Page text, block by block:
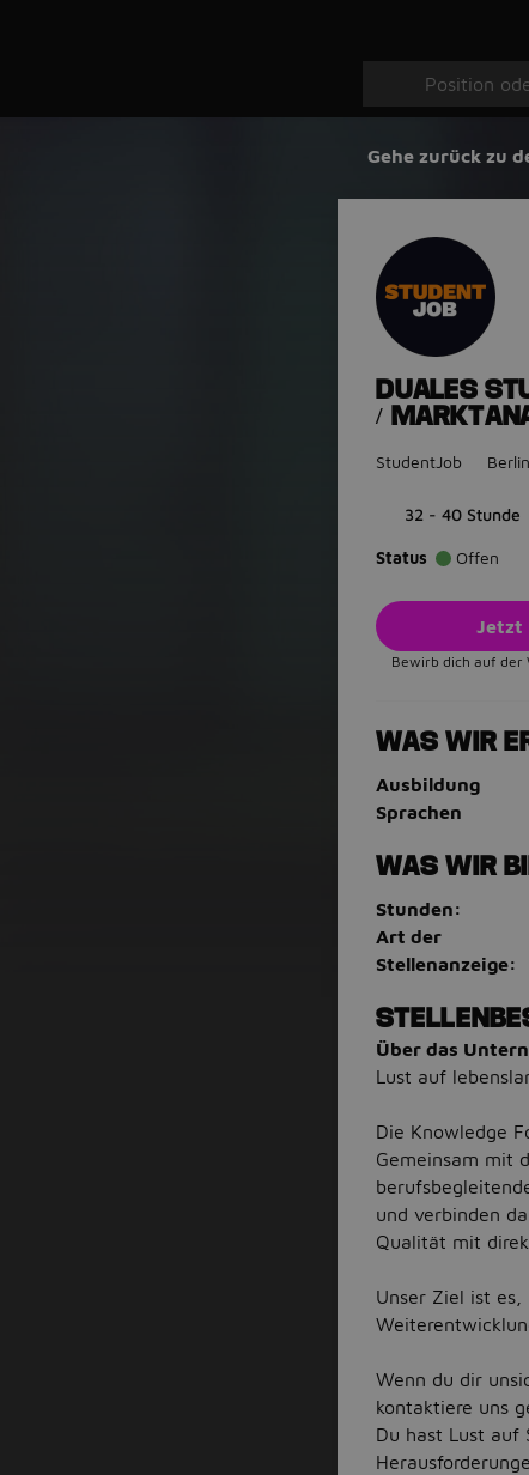
Gehe zurück zu
DUALES
/
StudentJob Berlin
32 - 40 Stunde
Status Offen
Jetzt
Bewirb dich auf der
WAS WIR
Ausbildung
Sprachen
WAS WIR
Stunden:
Art der
Stellenanzeige:
Über das
Lust auf
Die Knowledge
Gemeinsam mit
und verbinden
Qualität mit
Unser Ziel ist
Wenn du dir
kontaktiere uns
Du hast Lust auf